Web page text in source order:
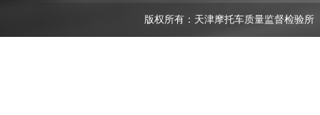
版权所有：天津摩托车质量监督检